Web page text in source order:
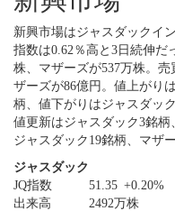
新興市場はジャスダックイ
指数は0.62％高と3日続伸だ
株、マザーズが537万株。
ザーズが86億円。値上がり
柄、値下がりはジャスダッ
値更新はジャスダック3銘
ジャスダック19銘柄、マザ
ジャスダック
JQ指数
51.35 +0.20%
出来高
2492万株